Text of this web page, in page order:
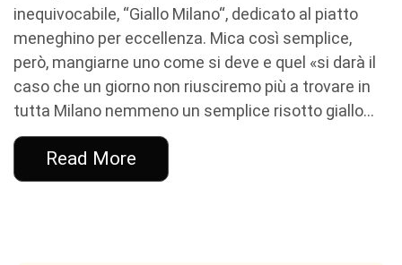
inequivocabile, “Giallo Milano“, dedicato al piatto
meneghino per eccellenza. Mica così semplice,
però, mangiarne uno come si deve e quel «si darà il
caso che un giorno non riusciremo più a trovare in
tutta Milano nemmeno un semplice risotto giallo...
Read More